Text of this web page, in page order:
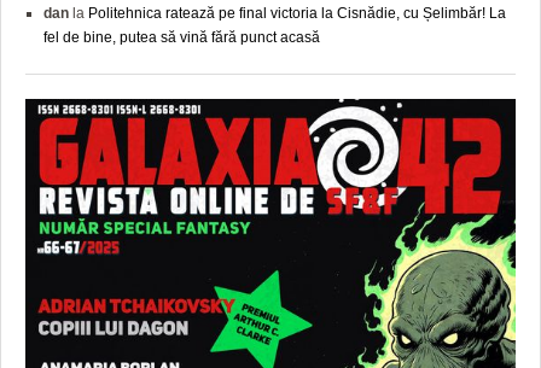
dan la Politehnica ratează pe final victoria la Cisnădie, cu Șelimbăr! La
fel de bine, putea să vină fără punct acasă